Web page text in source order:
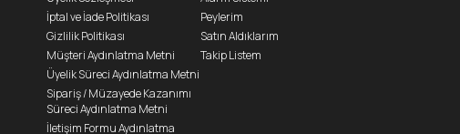
İptal ve İade Politikası
Gizlilik Politikası
Müşteri Aydınlatma Metni
Üyelik Süreci Aydınlatma Metni
Sipariş / Müzayede Kazanımı
Süreci Aydınlatma Metni
İletişim Formu Aydınlatma
Peylerim
Satın Aldıklarım
Takip Listem